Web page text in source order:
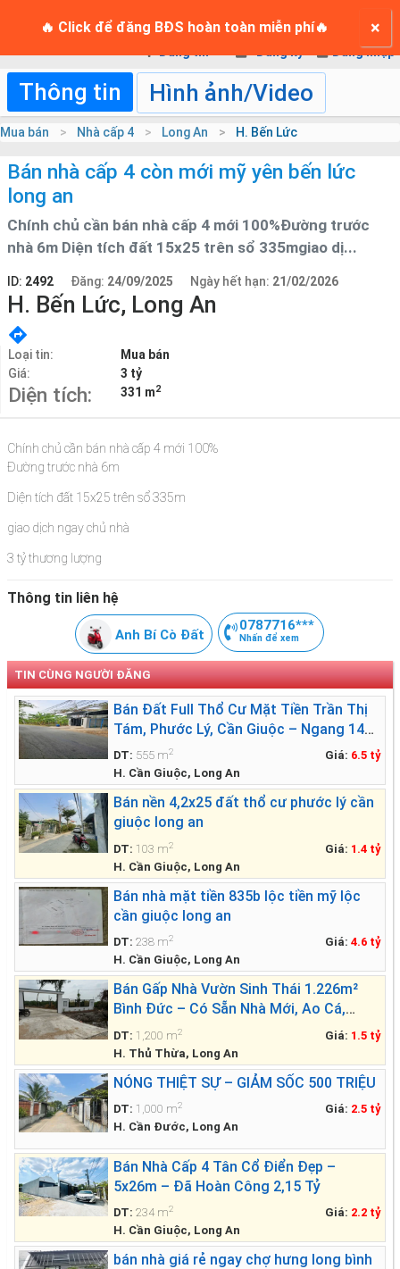
🔥 Click để đăng BĐS hoàn toàn miễn phí🔥 ×
Đăng nhập
Login
Mua bán Nhà cấp 4 Long An H. Bến Lức
Bán nhà cấp 4 còn mới mỹ yên bến lức
long an
Chính chủ cần bán nhà cấp 4 mới 100%Đường trước
nhà 6m Diện tích đất 15x25 trên sổ 335mgiao dị...
ID: 2492 Đăng: 24/09/2025 Ngày hết hạn: 21/02/2026
H. Bến Lức, Long An
Loại tin:
Mua bán
Giá:
3 tỷ
Diện tích: 331 m2
Thông tin Hình ảnh/Video
Chính chủ cần bán nhà cấp 4 mới 100%
Đường trước nhà 6m
Diện tích đất 15x25 trên sổ 335m
giao dịch ngay chủ nhà
3 tỷ thương lượng
Thông tin liên hệ
Anh Bí Cò Đất
0787716***
Nhấn để xem
TIN CÙNG NGƯỜI ĐĂNG
Bán Đất Full Thổ Cư Mặt Tiền Trần Thị
Tám, Phước Lý, Cần Giuộc – Ngang 14m
Siêu Đẹp
DT: 555 m2 Giá: 6.5 tỷ
H. Cần Giuộc, Long An
Bán nền 4,2x25 đất thổ cư phước lý cần
giuộc long an
DT: 103 m2 Giá: 1.4 tỷ
H. Cần Giuộc, Long An
Bán nhà mặt tiền 835b lộc tiền mỹ lộc
cần giuộc long an
DT: 238 m2 Giá: 4.6 tỷ
H. Cần Giuộc, Long An
Bán Gấp Nhà Vườn Sinh Thái 1.226m²
Bình Đức – Có Sẵn Nhà Mới, Ao Cá,
Vườn Cây – Giá Chỉ 1.499 Tỷ
DT: 1,200 m2 Giá: 1.5 tỷ
H. Thủ Thừa, Long An
NÓNG THIỆT SỰ – GIẢM SỐC 500 TRIỆU
DT: 1,000 m2 Giá: 2.5 tỷ
H. Cần Đước, Long An
Bán Nhà Cấp 4 Tân Cổ Điển Đẹp –
5x26m – Đã Hoàn Công 2,15 Tỷ
DT: 234 m2 Giá: 2.2 tỷ
H. Cần Giuộc, Long An
bán nhà giá rẻ ngay chợ hưng long bình